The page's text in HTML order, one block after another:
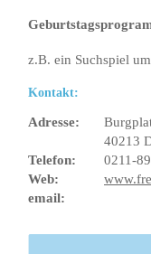
z.B. ein Suchspiel
Kontakt:
Adresse:
40213
Telefon:
0211-
Web:
email: